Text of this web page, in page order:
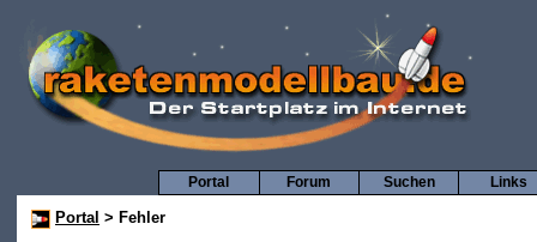
Links
Suchen
Forum
Portal
Portal > Fehler